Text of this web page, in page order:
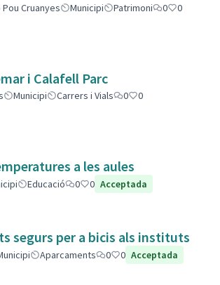
Cruanyes Municipi Patrimoni 0
0
i Calafell Parc
Municipi Carrers i Vials 0
0
a les aules
Educació 0 0 Acceptada
segurs per a bicis als instituts
Aparcaments 0 0 Acceptada